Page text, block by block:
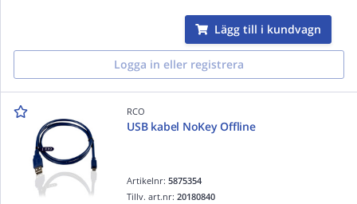
Lägg till i kundvagn
Logga in eller registrera
RCO
USB kabel NoKey Offline
Artikelnr:5875354
Tillv. art.nr:20180840